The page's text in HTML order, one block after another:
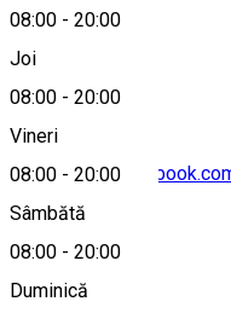
08:00 - 20:00
Joi
08:00 - 20:00
Vineri
08:00 - 20:00
Sâmbătă
08:00 - 20:00
Duminică
https://
Despre
Cofetarie